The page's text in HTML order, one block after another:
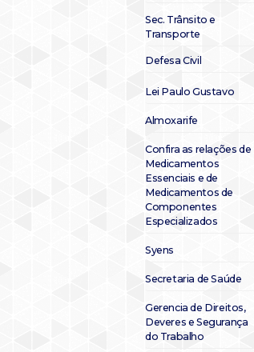
Sec. Trânsito e
Transporte
Defesa Civil
Lei Paulo Gustavo
Almoxarife
Confira as relações de
Medicamentos
Essenciais e de
Medicamentos de
Componentes
Especializados
Syens
Secretaria de Saúde
Gerencia de Direitos,
Deveres e Segurança
do Trabalho